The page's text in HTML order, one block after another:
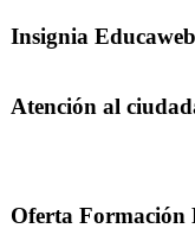
Insignia Educaweb
Atención al
Oferta Formación